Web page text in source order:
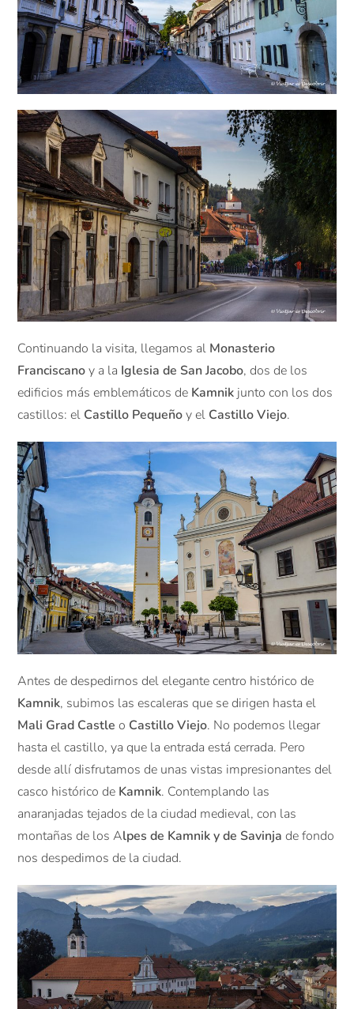
Continuando la visita, llegamos al Monasterio
Franciscanoy a la Iglesia de San Jacobo, dos de los
edificios más emblemáticos de Kamnik junto con los dos
castillos: el Castillo Pequeñoy el Castillo Viejo.
Antes de despedirnos del elegante centro histórico de
Kamnik, subimos las escaleras que se dirigen hasta el
Mali Grad Castle o Castillo Viejo. No podemos llegar
hasta el castillo, ya que la entrada está cerrada. Pero
desde allí disfrutamos de unas vistas impresionantes del
casco histórico de Kamnik. Contemplando las
anaranjadas tejados de la ciudad medieval, con las
montañas de los Alpes de Kamnik y de Savinja de fondo
nos despedimos de la ciudad.